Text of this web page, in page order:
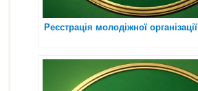
Реєстрація молодіжної організації